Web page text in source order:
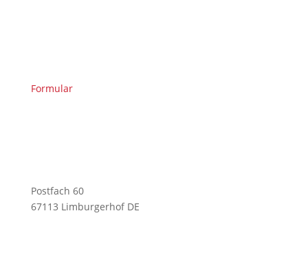
Formular
Postfach 60
67113 Limburgerhof DE